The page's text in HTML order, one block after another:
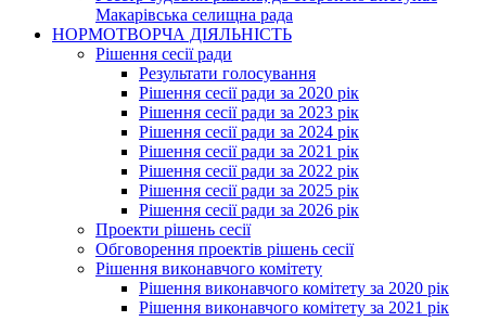
Макарівська селищна рада
НОРМОТВОРЧА ДІЯЛЬНІСТЬ
Рішення сесії ради
Результати голосування
Рішення сесії ради за 2020 рік
Рішення сесії ради за 2023 рік
Рішення сесії ради за 2024 рік
Рішення сесії ради за 2021 рік
Рішення сесії ради за 2022 рік
Рішення сесії ради за 2025 рік
Рішення сесії ради за 2026 рік
Проекти рішень сесії
Обговорення проектів рішень сесії
Рішення виконавчого комітету
Рішення виконавчого комітету за 2020 рік
Рішення виконавчого комітету за 2021 рік